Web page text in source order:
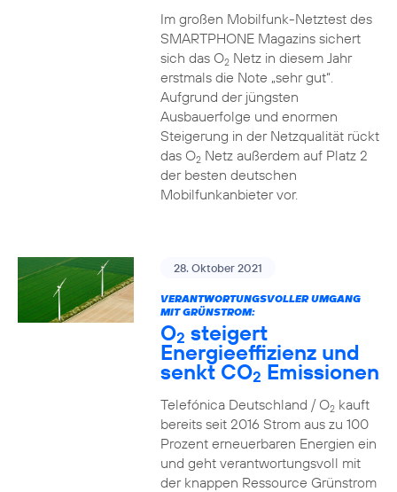
Im großen Mobilfunk-Netztest des
SMARTPHONE Magazins sichert
sich das O2Netz in diesem Jahr
erstmals die Note „sehr gut“.
Aufgrund der jüngsten
Ausbauerfolge und enormen
Steigerung in der Netzqualität rückt
das O2Netz außerdem auf Platz 2
der besten deutschen
Mobilfunkanbieter vor.
28. Oktober 2021
VERANTWORTUNGSVOLLER UMGANG
MIT GRÜNSTROM:
O2 steigert
Energieeffizienz und
senkt CO2 Emissionen
Telefónica Deutschland / O2kauft
bereits seit 2016 Strom aus zu 100
Prozent erneuerbaren Energien ein
und geht verantwortungsvoll mit
der knappen Ressource Grünstrom